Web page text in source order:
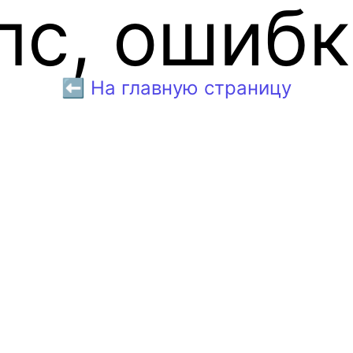
⬅️ На главную страницу